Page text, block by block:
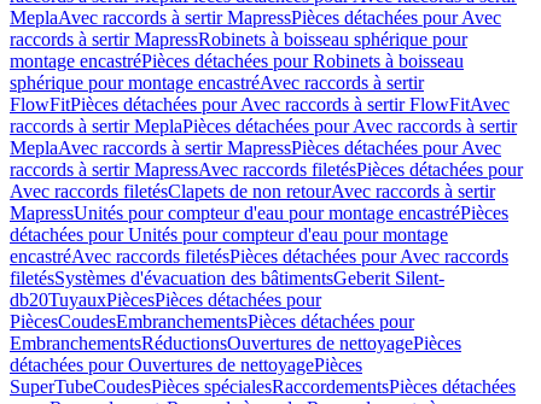
MeplaAvec raccords à sertir MapressPièces détachées pour Avec
raccords à sertir MapressRobinets à boisseau sphérique pour
montage encastréPièces détachées pour Robinets à boisseau
sphérique pour montage encastréAvec raccords à sertir
FlowFitPièces détachées pour Avec raccords à sertir FlowFitAvec
raccords à sertir MeplaPièces détachées pour Avec raccords à sertir
MeplaAvec raccords à sertir MapressPièces détachées pour Avec
raccords à sertir MapressAvec raccords filetésPièces détachées pour
Avec raccords filetésClapets de non retourAvec raccords à sertir
MapressUnités pour compteur d'eau pour montage encastréPièces
détachées pour Unités pour compteur d'eau pour montage
encastréAvec raccords filetésPièces détachées pour Avec raccords
filetésSystèmes d'évacuation des bâtimentsGeberit Silent-
db20TuyauxPiècesPièces détachées pour
PiècesCoudesEmbranchementsPièces détachées pour
EmbranchementsRéductionsOuvertures de nettoyagePièces
détachées pour Ouvertures de nettoyagePièces
SuperTubeCoudesPièces spécialesRaccordementsPièces détachées